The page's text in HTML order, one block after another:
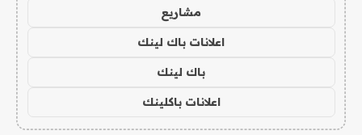
مشاريع
اعلانات باك لينك
باك لينك
اعلانات باكلينك